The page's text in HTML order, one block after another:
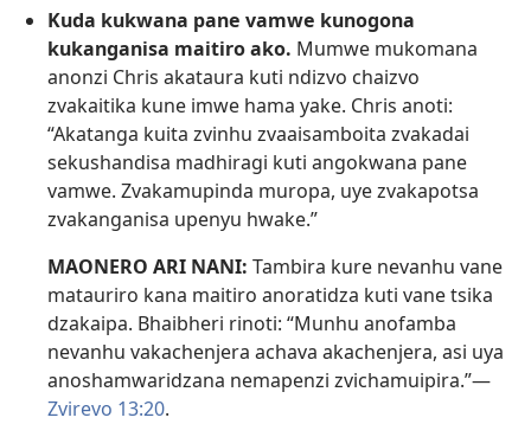
Kuda kukwana pane vamwe kunogona
kukanganisa maitiro ako. Mumwe mukomana
anonzi Chris akataura kuti ndizvo chaizvo
zvakaitika kune imwe hama yake. Chris anoti:
“Akatanga kuita zvinhu zvaaisamboita zvakadai
sekushandisa madhiragi kuti angokwana pane
vamwe. Zvakamupinda muropa, uye zvakapotsa
zvakanganisa upenyu hwake.”
MAONERO ARI NANI: Tambira kure nevanhu vane
matauriro kana maitiro anoratidza kuti vane tsika
dzakaipa. Bhaibheri rinoti: “Munhu anofamba
nevanhu vakachenjera achava akachenjera, asi uya
anoshamwaridzana nemapenzi zvichamuipira.”—
Zvirevo 13:20.